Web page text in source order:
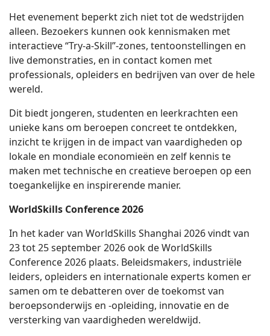
Het evenement beperkt zich niet tot de wedstrijden
alleen. Bezoekers kunnen ook kennismaken met
interactieve “Try-a-Skill”-zones, tentoonstellingen en
live demonstraties, en in contact komen met
professionals, opleiders en bedrijven van over de hele
wereld.
Dit biedt jongeren, studenten en leerkrachten een
unieke kans om beroepen concreet te ontdekken,
inzicht te krijgen in de impact van vaardigheden op
lokale en mondiale economieën en zelf kennis te
maken met technische en creatieve beroepen op een
toegankelijke en inspirerende manier.
WorldSkills Conference 2026
In het kader van WorldSkills Shanghai 2026 vindt van
23 tot 25 september 2026 ook de WorldSkills
Conference 2026 plaats. Beleidsmakers, industriële
leiders, opleiders en internationale experts komen er
samen om te debatteren over de toekomst van
beroepsonderwijs en -opleiding, innovatie en de
versterking van vaardigheden wereldwijd.